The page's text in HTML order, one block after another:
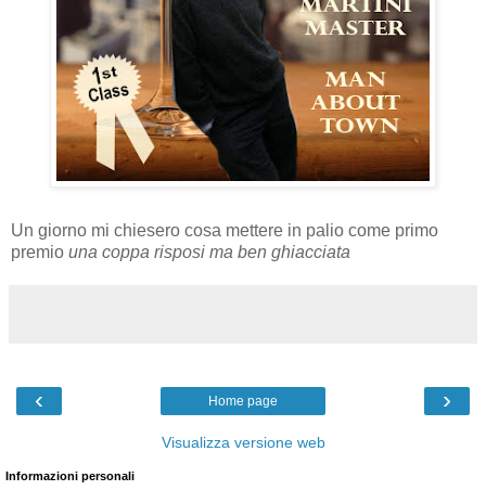
Un giorno mi chiesero cosa mettere in palio come primo
premio una coppa risposi ma ben ghiacciata
‹ ›
Home page
Visualizza versione web
Informazioni personali